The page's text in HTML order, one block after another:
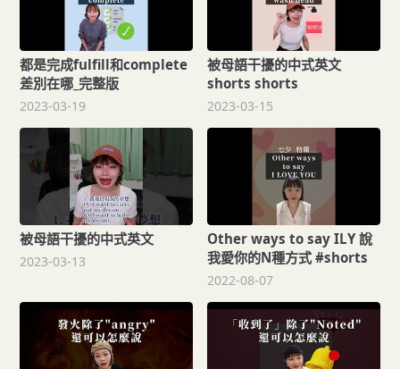
都是完成fulfill和complete
差別在哪_完整版
2023-03-19
被母語干擾的中式英文
shorts shorts
2023-03-15
被母語干擾的中式英文
2023-03-13
Other ways to say ILY 說
我愛你的N種方式 #shorts
2022-08-07